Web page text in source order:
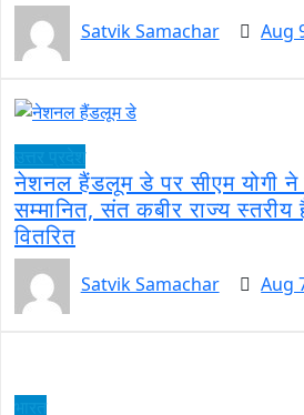
Satvik Samachar Aug
नेशनल हैंडलूम डे पर सीएम योगी ने
सम्मानित, संत कबीर राज्य
वितरित
Satvik Samachar Aug